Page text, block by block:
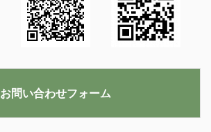
お問い合わせフォーム